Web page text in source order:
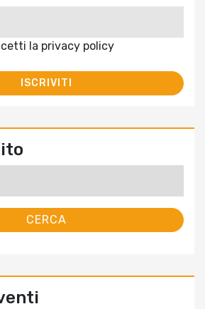
la privacy policy